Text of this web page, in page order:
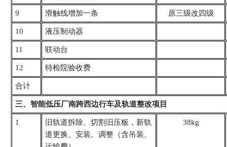
9 滑触线增加一条 原三级改四级
10 液压制动器
11 联动台
12 特检院验收费
合计
三、智能低压厂南跨西边行车及轨道整改项目
1 旧轨道拆除、切割旧压板，新轨
道更换、安装、调整（含吊装、
38kg